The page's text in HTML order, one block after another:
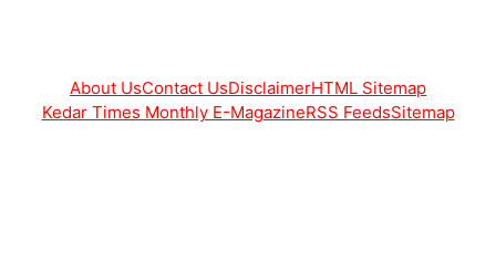
About UsContact UsDisclaimerHTML Sitemap
Kedar Times Monthly E-MagazineRSS FeedsSitemap